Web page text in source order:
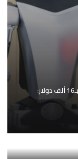
من أسطورة إسحاق أسيموف إلى روبوتات بـ16 ألف دولار: